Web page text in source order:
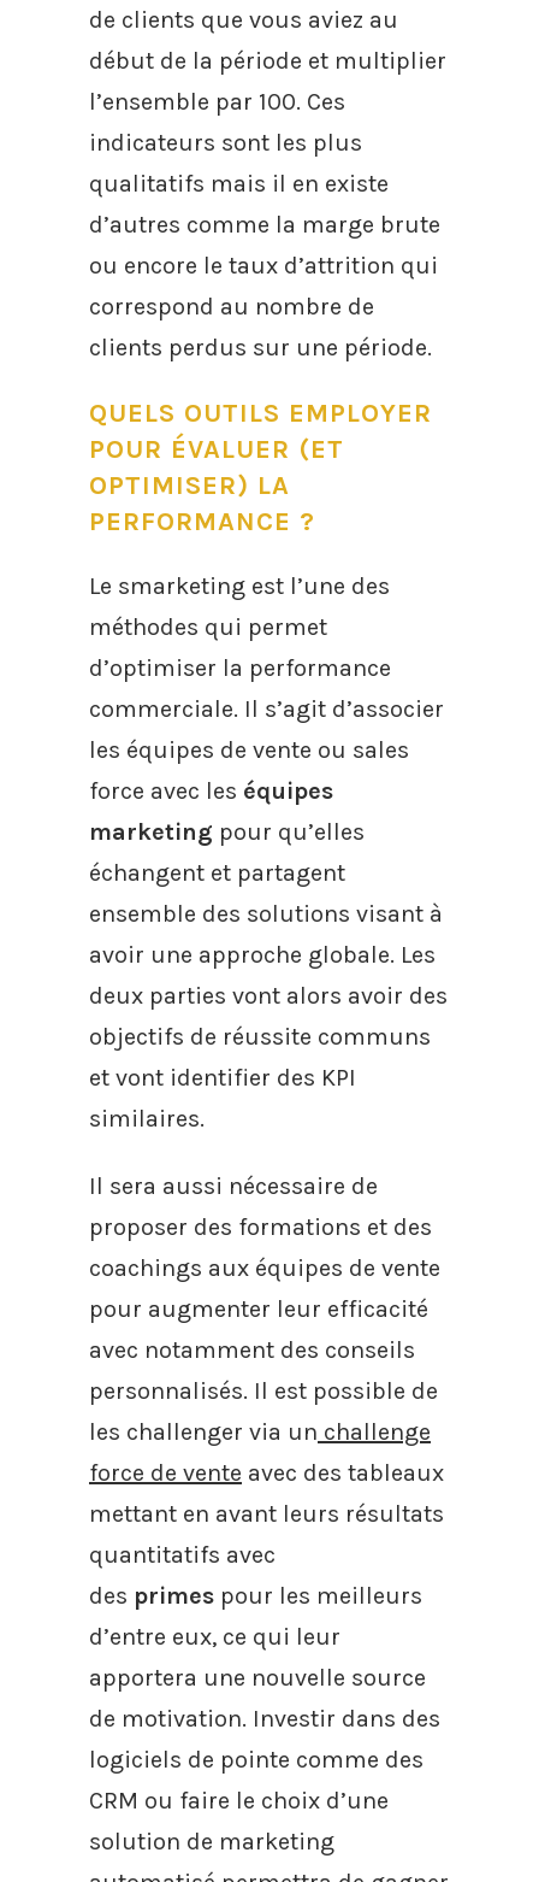
de clients que vous aviez au
début de la période et multiplier
l’ensemble par 100. Ces
indicateurs sont les plus
qualitatifs mais il en existe
d’autres comme la marge brute
ou encore le taux d’attrition qui
correspond au nombre de
clients perdus sur une période.
QUELS OUTILS EMPLOYER
POUR ÉVALUER (ET
OPTIMISER) LA
PERFORMANCE ?
Le smarketing est l’une des
méthodes qui permet
d’optimiser la performance
commerciale. Il s’agit d’associer
les équipes de vente ou sales
force avec les équipes
marketing pour qu’elles
échangent et partagent
ensemble des solutions visant à
avoir une approche globale. Les
deux parties vont alors avoir des
objectifs de réussite communs
et vont identifier des KPI
similaires.
Il sera aussi nécessaire de
proposer des formations et des
coachings aux équipes de vente
pour augmenter leur efficacité
avec notamment des conseils
personnalisés. Il est possible de
les challenger via un challenge
force de vente avec des tableaux
mettant en avant leurs résultats
quantitatifs avec
des primes pour les meilleurs
d’entre eux, ce qui leur
apportera une nouvelle source
de motivation. Investir dans des
logiciels de pointe comme des
CRM ou faire le choix d’une
solution de marketing